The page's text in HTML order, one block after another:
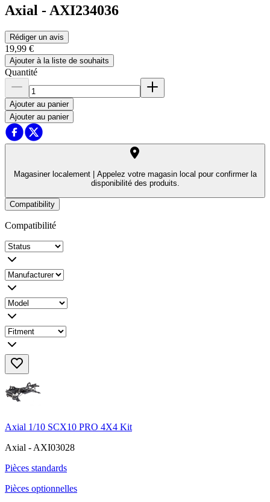
Axial - AXI234036
Rédiger un avis
19,99 €
Ajouter à la liste de souhaits
Quantité
Ajouter au panier
Ajouter au panier
Magasiner localement |
Appelez votre magasin local pour confirmer la
disponibilité des produits.
Compatibility
Compatibilité
Axial 1/10 SCX10 PRO 4X4 Kit
Axial - AXI03028
Pièces standards
Pièces optionnelles